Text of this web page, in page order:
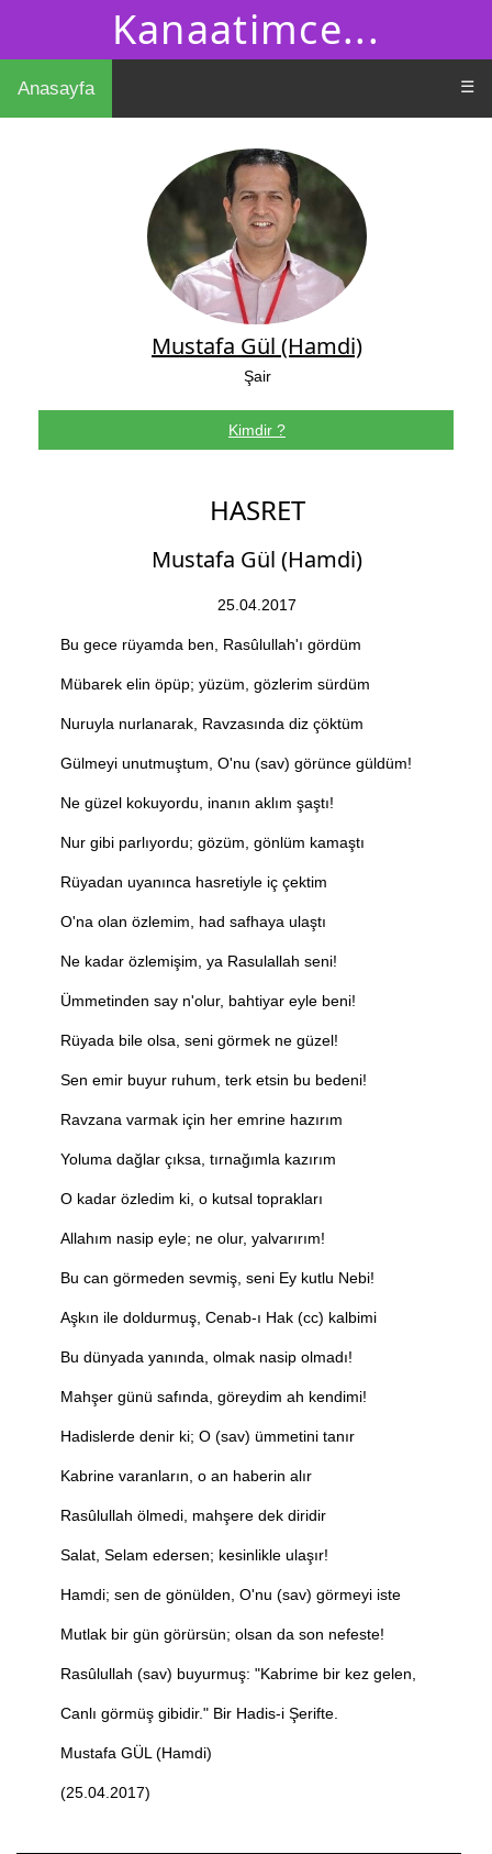
Kanaatimce...
Anasayfa ☰
Mustafa Gül (Hamdi)
Şair
Kimdir ?
HASRET
Mustafa Gül (Hamdi)
25.04.2017
Bu gece rüyamda ben, Rasûlullah'ı gördüm
Mübarek elin öpüp; yüzüm, gözlerim sürdüm
Nuruyla nurlanarak, Ravzasında diz çöktüm
Gülmeyi unutmuştum, O'nu (sav) görünce güldüm!
Ne güzel kokuyordu, inanın aklım şaştı!
Nur gibi parlıyordu; gözüm, gönlüm kamaştı
Rüyadan uyanınca hasretiyle iç çektim
O'na olan özlemim, had safhaya ulaştı
Ne kadar özlemişim, ya Rasulallah seni!
Ümmetinden say n'olur, bahtiyar eyle beni!
Rüyada bile olsa, seni görmek ne güzel!
Sen emir buyur ruhum, terk etsin bu bedeni!
Ravzana varmak için her emrine hazırım
Yoluma dağlar çıksa, tırnağımla kazırım
O kadar özledim ki, o kutsal toprakları
Allahım nasip eyle; ne olur, yalvarırım!
Bu can görmeden sevmiş, seni Ey kutlu Nebi!
Aşkın ile doldurmuş, Cenab-ı Hak (cc) kalbimi
Bu dünyada yanında, olmak nasip olmadı!
Mahşer günü safında, göreydim ah kendimi!
Hadislerde denir ki; O (sav) ümmetini tanır
Kabrine varanların, o an haberin alır
Rasûlullah ölmedi, mahşere dek diridir
Salat, Selam edersen; kesinlikle ulaşır!
Hamdi; sen de gönülden, O'nu (sav) görmeyi iste
Mutlak bir gün görürsün; olsan da son nefeste!
Rasûlullah (sav) buyurmuş: "Kabrime bir kez gelen,
Canlı görmüş gibidir." Bir Hadis-i Şerifte.
Mustafa GÜL (Hamdi)
(25.04.2017)